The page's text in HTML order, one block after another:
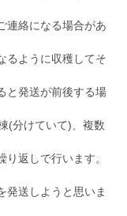
連絡になる場合があ
るように収穫してそ
と発送が前後する場
(分けていて)、複数
返しで行います。
発送しようと思いま